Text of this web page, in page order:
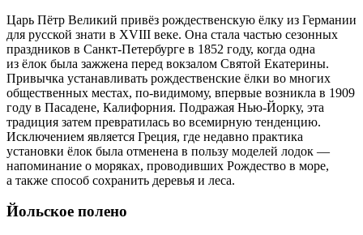
Царь Пётр Великий привёз рождественскую ёлку из Германии
для русской знати в XVIII веке. Она стала частью сезонных
праздников в Санкт-Петербурге в 1852 году, когда одна
из ёлок была зажжена перед вокзалом Святой Екатерины.
Привычка устанавливать рождественские ёлки во многих
общественных местах, по-видимому, впервые возникла в 1909
году в Пасадене, Калифорния. Подражая Нью-Йорку, эта
традиция затем превратилась во всемирную тенденцию.
Исключением является Греция, где недавно практика
установки ёлок была отменена в пользу моделей лодок —
напоминание о моряках, проводивших Рождество в море,
а также способ сохранить деревья и леса.
Йольское полено